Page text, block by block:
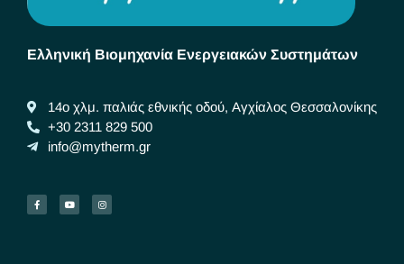
Ελληνική Βιομηχανία Ενεργειακών Συστημάτων
14ο χλμ. παλιάς εθνικής οδού, Αγχίαλος Θεσσαλονίκης
+30 2311 829 500
info@mytherm.gr